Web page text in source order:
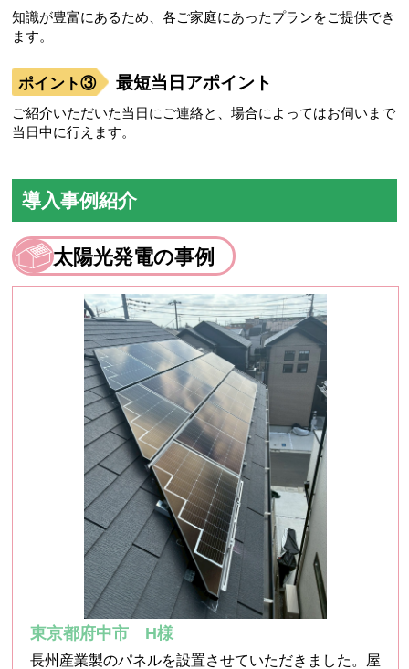
知識が豊富にあるため、各ご家庭にあったプランをご提供でき
ます。
最短当日アポイント
ご紹介いただいた当日にご連絡と、場合によってはお伺いまで
当日中に行えます。
導入事例紹介
太陽光発電の事例
東京都府中市 H様
長州産業製のパネルを設置させていただきました。屋